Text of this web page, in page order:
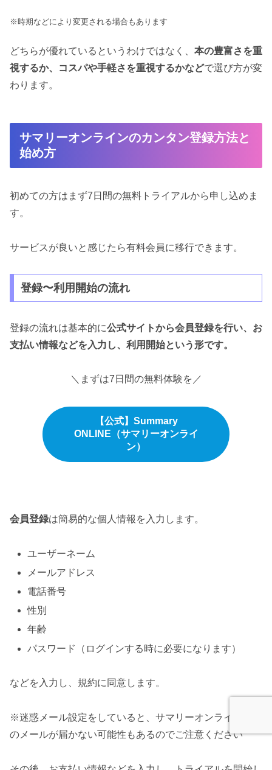
※時期などにより変更される場合もあります
どちらが優れているというわけではなく、 本の豊富さを重
視するか、コスパや手軽さを重視するかなどで選び方が変
わります。
サマリーオンラインのカンタン登録方法と
始め方
初めての方はまず7日間の無料トライアルから申し込めま
す。
サービスが良いと感じたら有料会員に移行できます。
登録〜利用開始の流れ
登録の流れは基本的に公式サイトから会員登録を行い、お
支払い情報などを入力し、利用開始という形です。
＼まずは7日間の無料体験を／
【公式】Summary
ONLINE（サマリーオンライ
ン）
会員登録は簡易的な個人情報を入力します。
ユーザーネーム
メールアドレス
電話番号
性別
年齢
パスワード（ログインする時に必要になります）
などを入力し、規約に同意します。
※迷惑メール設定をしていると、サマリーオンラインから
のメールが届かない可能性もあるのでご注意ください